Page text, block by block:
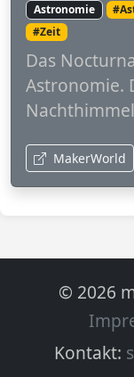
Astronomie
#Zeit
Das
Astronomie.
MakerWorld
© 2026
Kontakt: